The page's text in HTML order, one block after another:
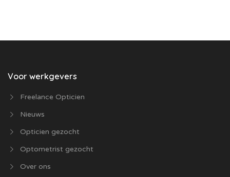
Voor werkgevers
Freelance Opticien
Nieuws
Opticien gezocht
Optometrist gezocht
Over ons